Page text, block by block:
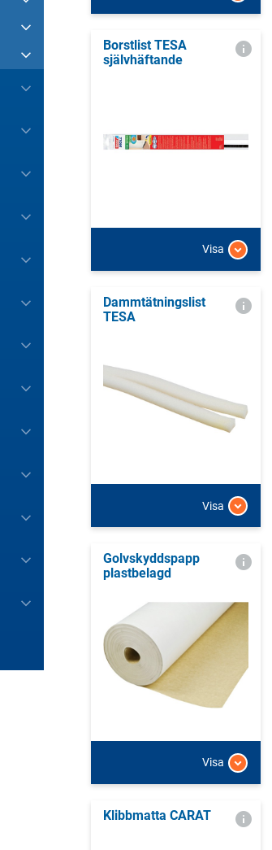
Borstlist TESA
självhäftande
Visa
Dammtätningslist
TESA
Visa
Golvskyddspapp
plastbelagd
Visa
Klibbmatta CARAT